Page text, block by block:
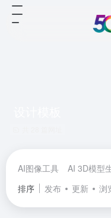
AI图像工具 AI 3D模型
排序
发布 更新 浏